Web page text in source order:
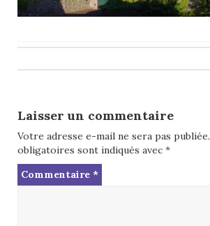
navigation
Laisser un commentaire
Votre adresse e-mail ne sera pas publiée.
obligatoires sont indiqués avec *
Commentaire *